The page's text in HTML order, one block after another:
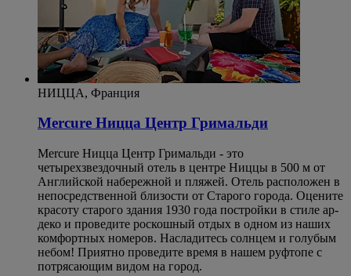
НИЦЦА, Франция
Mercure Ницца Центр Гримальди
Mercure Ницца Центр Гримальди - это
четырехзвездочный отель в центре Ниццы в 500 м от
Английской набережной и пляжей. Отель расположен в
непосредственной близости от Старого города. Оцените
красоту старого здания 1930 года постройки в стиле ар-
деко и проведите роскошный отдых в одном из наших
комфортных номеров. Насладитесь солнцем и голубым
небом! Приятно проведите время в нашем руфтопе с
потрясающим видом на город.